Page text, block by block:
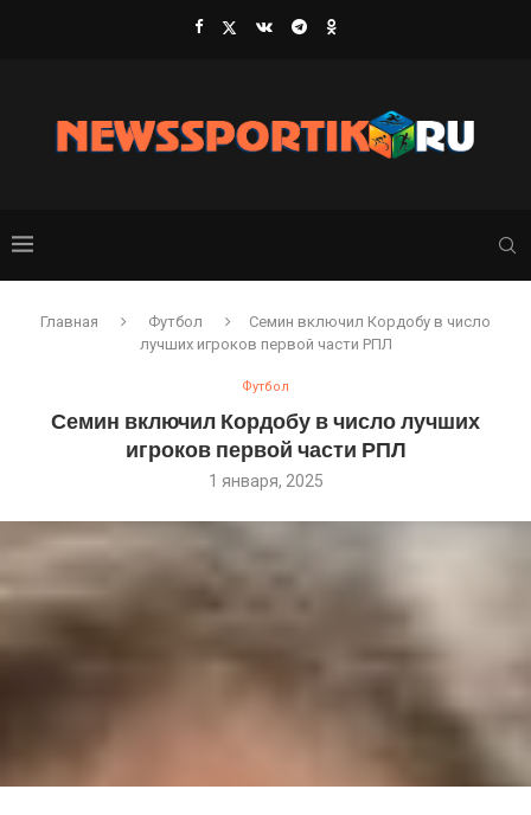
Главная Футбол
Семин включил Кордобу в число
лучших игроков первой части РПЛ
Футбол
Семин включил Кордобу в число лучших
игроков первой части РПЛ
1 января, 2025